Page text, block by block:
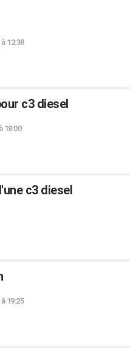
12:38
c3 diesel
18:00
c3 diesel
19:25